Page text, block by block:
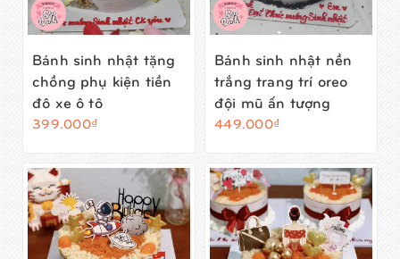
Bánh sinh nhật tặng
chồng phụ kiện tiền
đô xe ô tô
399.000₫
Bánh sinh nhật nền
trắng trang trí oreo
đội mũ ấn tượng
449.000₫